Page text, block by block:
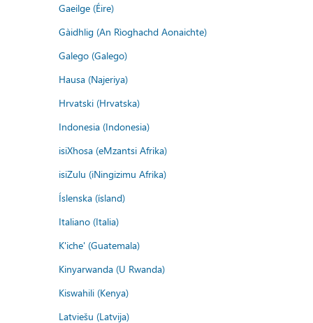
Gaeilge (Éire)
Gàidhlig (An Rìoghachd Aonaichte)
Galego (Galego)
Hausa (Najeriya)
Hrvatski (Hrvatska)
Indonesia (Indonesia)
isiXhosa (eMzantsi Afrika)
isiZulu (iNingizimu Afrika)
Íslenska (ísland)
Italiano (Italia)
K'iche' (Guatemala)
Kinyarwanda (U Rwanda)
Kiswahili (Kenya)
Latviešu (Latvija)